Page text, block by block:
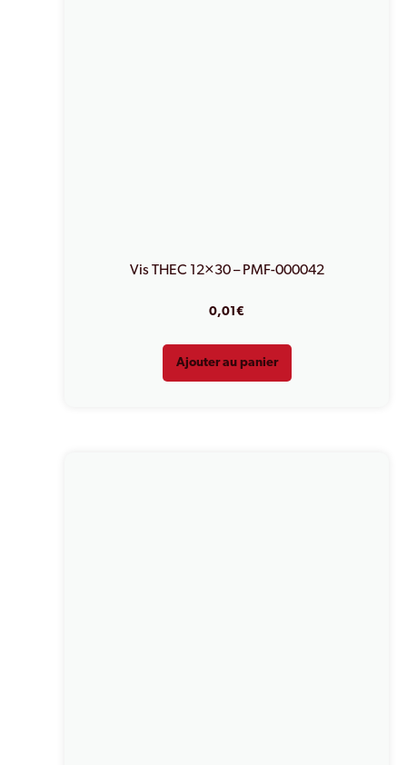
Vis THEC 12×30 – PMF-000042
0,01€
Ajouter au panier